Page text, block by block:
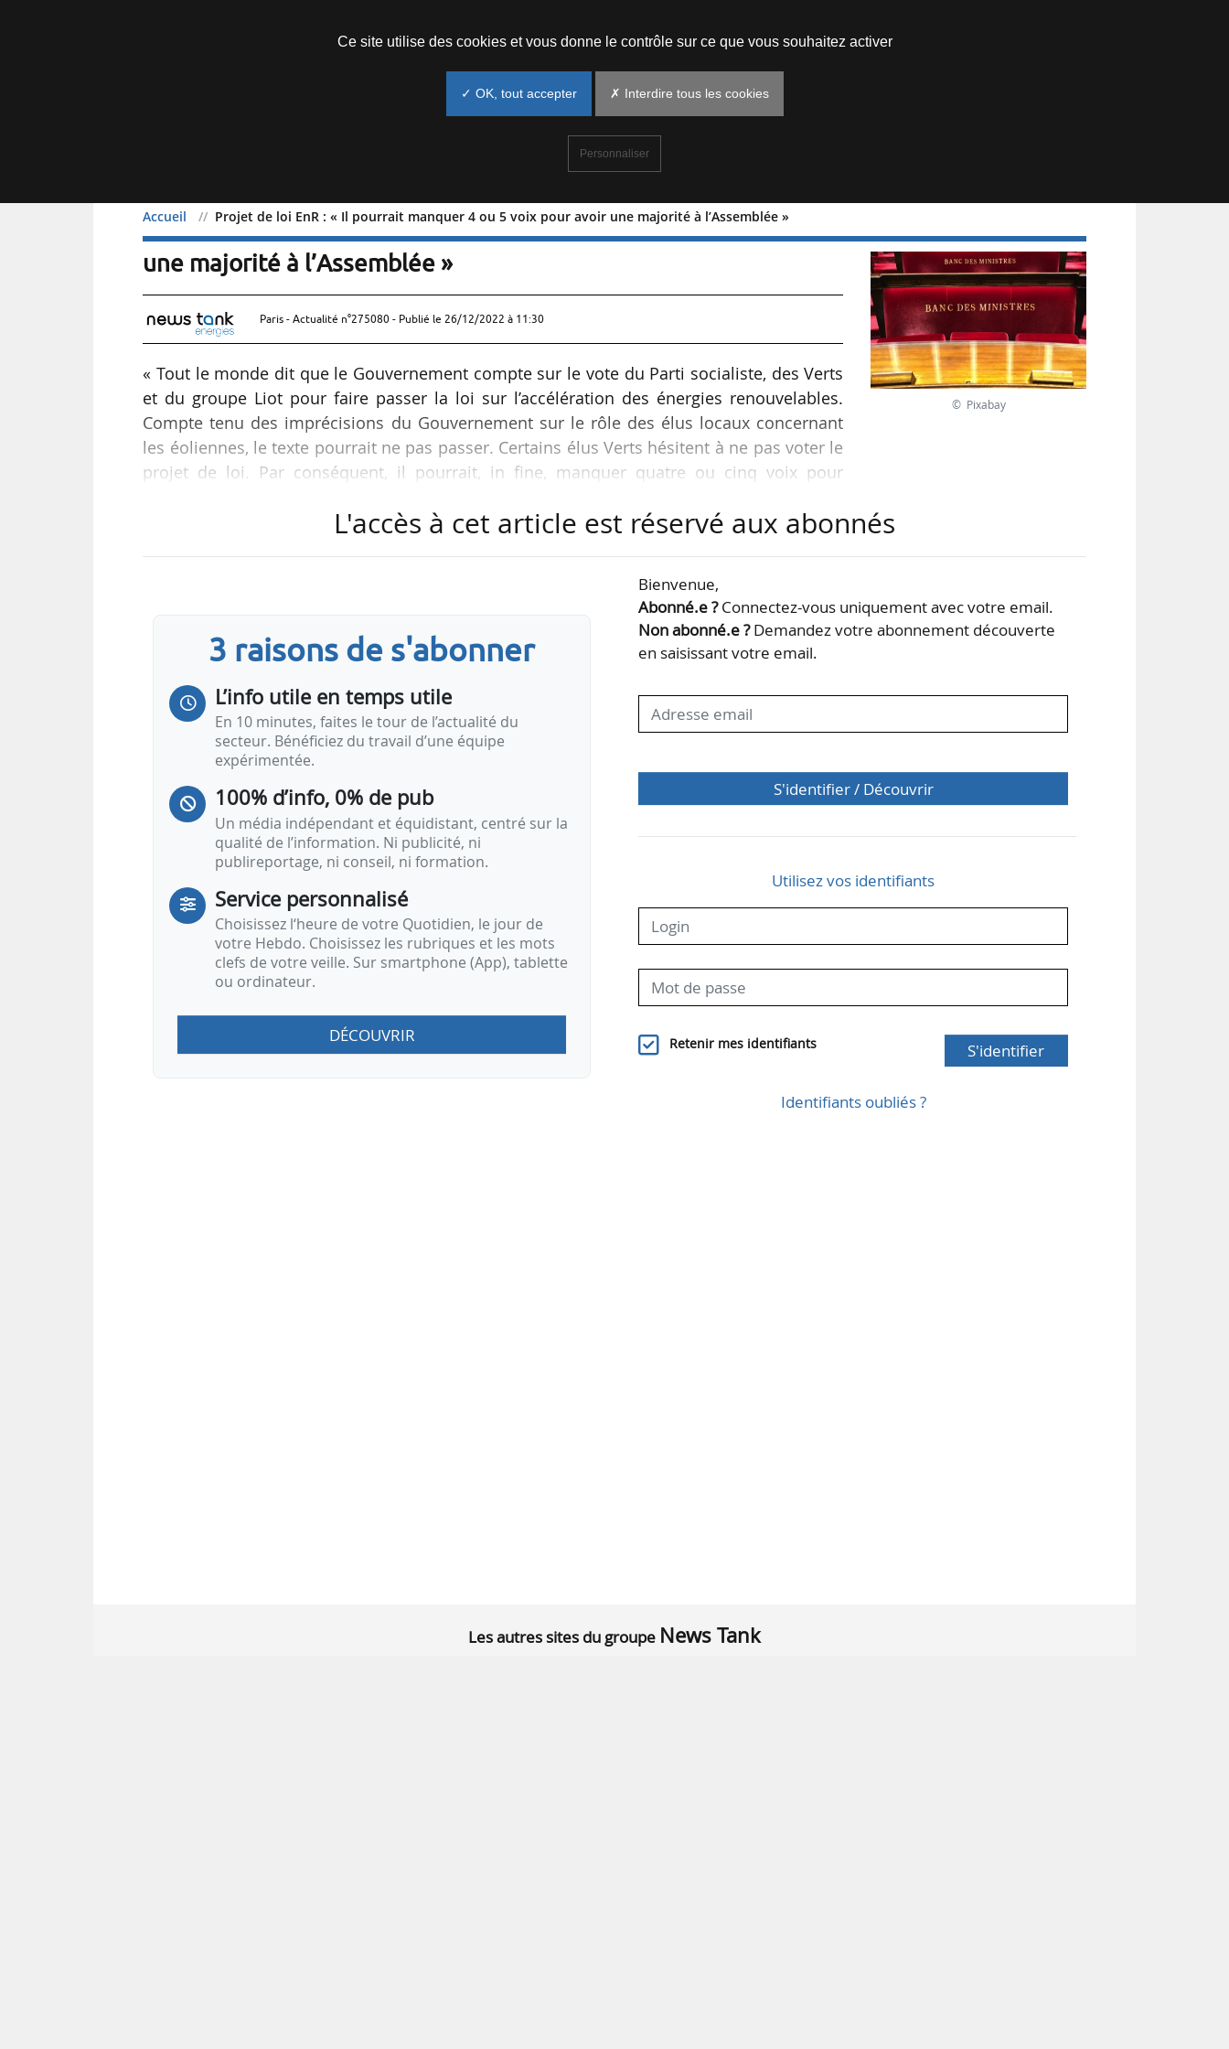
Accueil Projet de loi EnR : « Il pourrait manquer 4 ou 5 voix pour avoir une majorité à l’Assemblée »
Projet de loi EnR : « Il pourrait manquer 4 ou 5 voix pour avoir
une majorité à l’Assemblée »
Paris - Actualité n°275080 - Publié le 26/12/2022 à 11:30
« Tout le monde dit que le Gouvernement compte sur le vote du Parti socialiste, des Verts
et du groupe Liot pour faire passer la loi sur l’accélération des énergies renouvelables.
Compte tenu des imprécisions du Gouvernement sur le rôle des élus locaux concernant
les éoliennes, le texte pourrait ne pas passer. Certains élus Verts hésitent à ne pas voter le
projet de loi. Par conséquent, il pourrait, in fine, manquer quatre ou cinq voix pour
la France », déclare une source proche du groupe Libertés, indépendants, outre-mer et
« J’essaie de rester optimiste, mais le vote reste incertain, et je suis incapable de donner le
© Pixabay
L'accès à cet article est réservé aux abonnés
3 raisons de s'abonner
L’info utile en temps utile
En 10 minutes, faites le tour de l’actualité du
secteur. Bénéficiez du travail d’une équipe
expérimentée.
100% d’info, 0% de pub
Un média indépendant et équidistant, centré sur la
qualité de l’information. Ni publicité, ni
publireportage, ni conseil, ni formation.
Service personnalisé
Choisissez l‘heure de votre Quotidien, le jour de
votre Hebdo. Choisissez les rubriques et les mots
clefs de votre veille. Sur smartphone (App), tablette
ou ordinateur.
DÉCOUVRIR
Bienvenue,
Abonné.e ?Connectez-vous uniquement avec votre email.
Non abonné.e ?Demandez votre abonnement découverte
en saisissant votre email.
S'identifier / Découvrir
Utilisez vos identifiants
Retenir mes identifiants S'identifier
Identifiants oubliés ?
Les autres sites du groupe News Tank
Ce site utilise des cookies et vous donne le contrôle sur ce que vous souhaitez activer
✓ OK, tout accepter ✗ Interdire tous les cookies
Personnaliser